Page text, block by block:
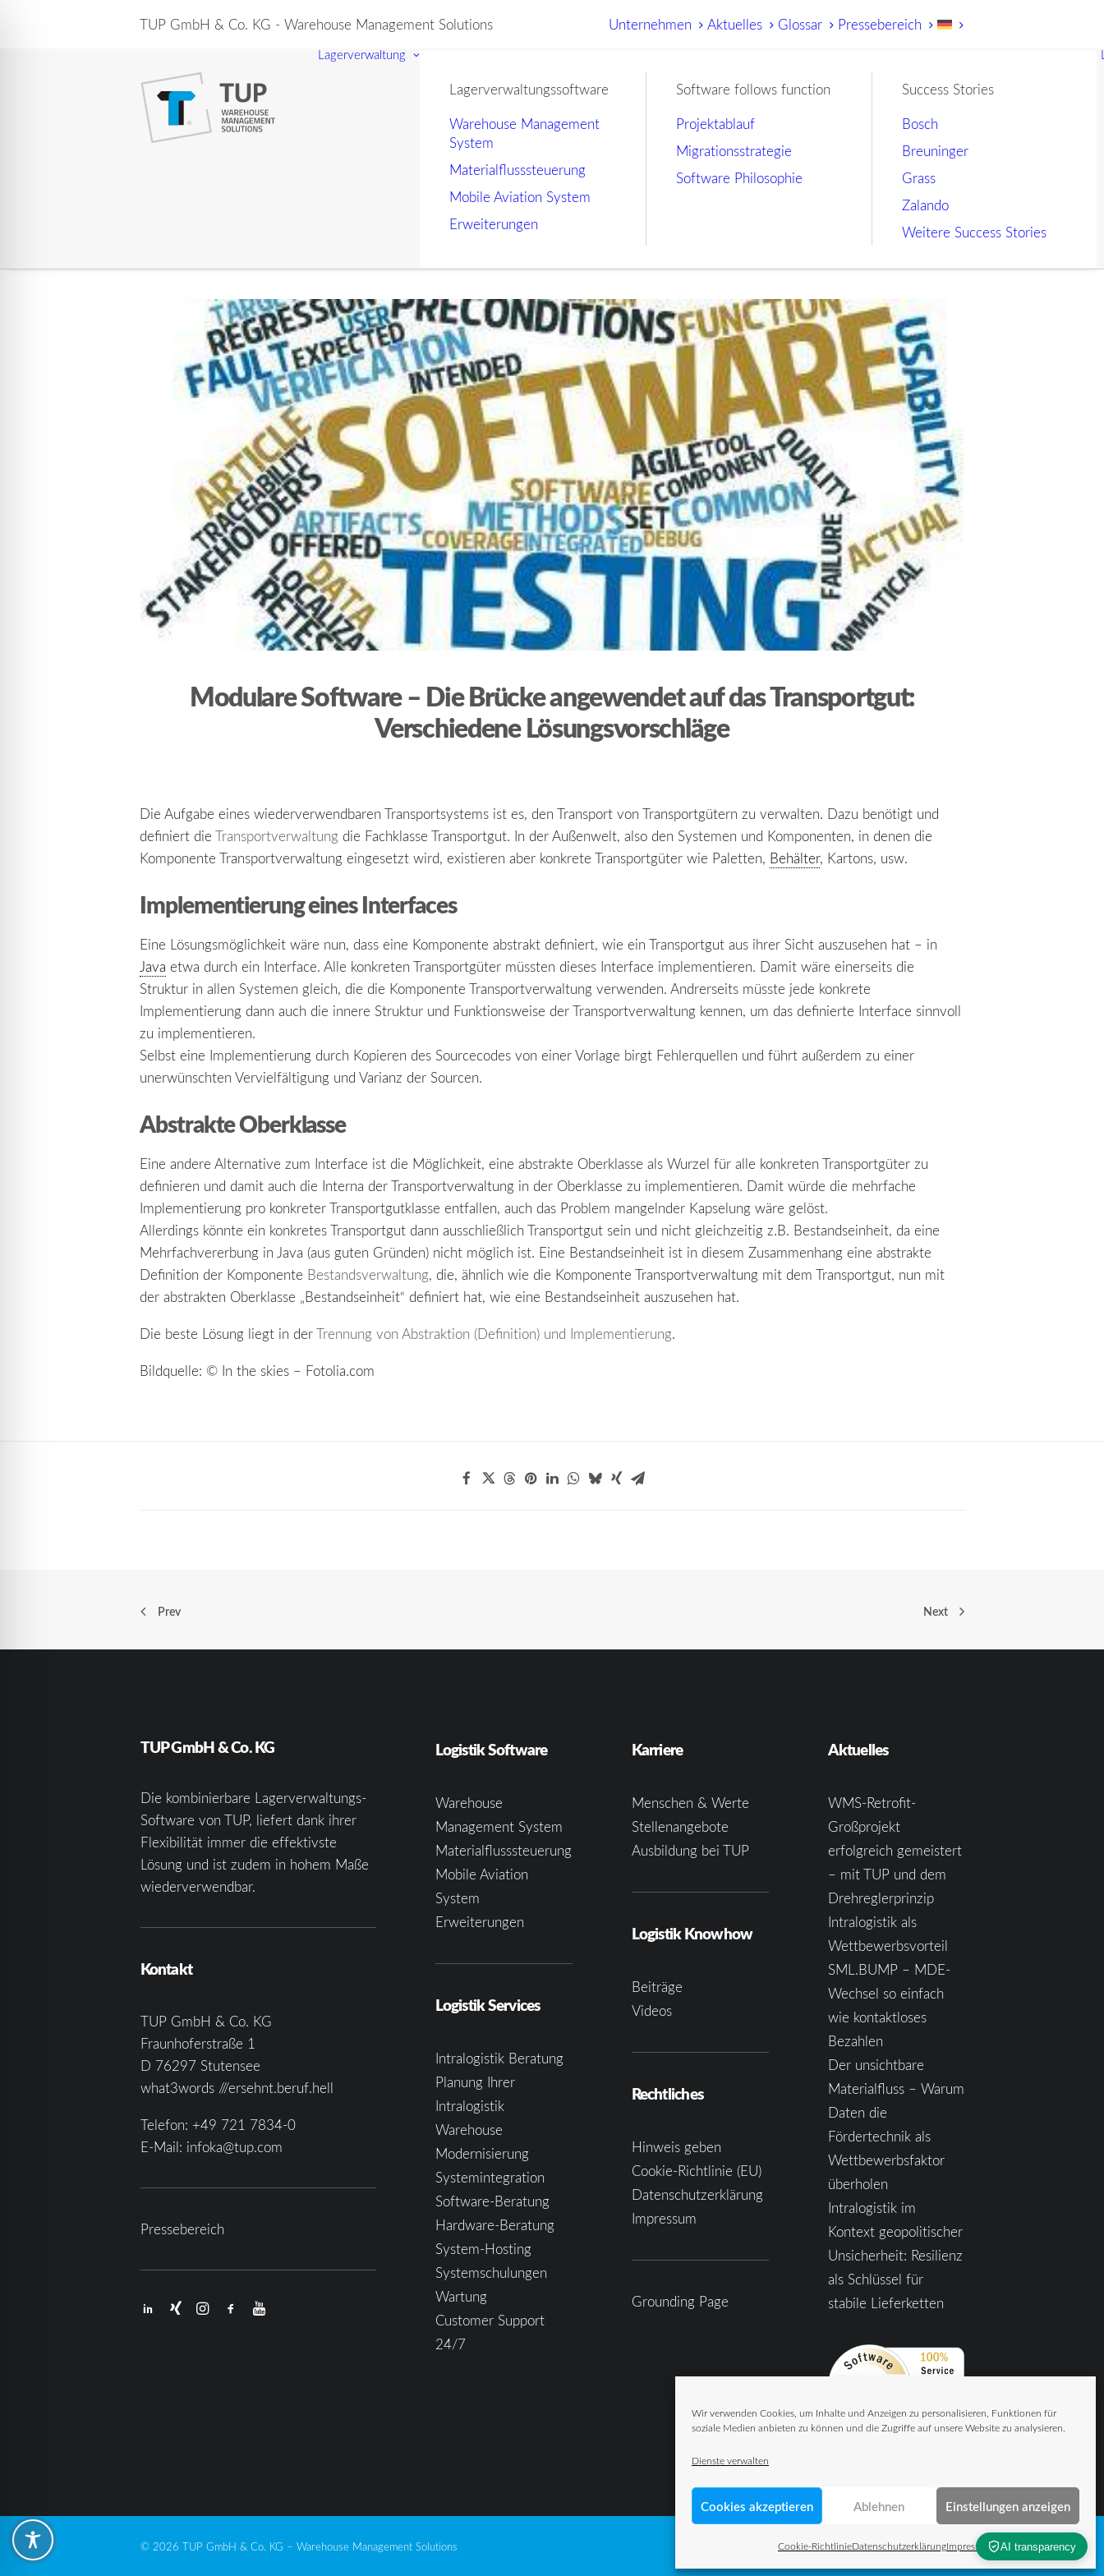
Wir verwenden Cookies, um Inhalte und Anzeigen zu personalisieren, Funktionen für
soziale Medien anbieten zu können und die Zugriffe auf unsere Website zu analysieren.
Dienste verwalten
Cookies akzeptieren Ablehnen Einstellungen anzeigen
Cookie-RichtlinieDatenschutzerklärungImpressum
TUP GmbH & Co. KG - Warehouse Management Solutions Unternehmen Aktuelles Glossar Pressebereich
Lagerverwaltung
Lagerverwaltungssoftware
Warehouse Management
System
Materialflusssteuerung
Mobile Aviation System
Erweiterungen
Software follows function
Projektablauf
Migrationsstrategie
Software Philosophie
Success Stories
Bosch
Breuninger
Grass
Zalando
Weitere Success Stories
Modulare Software – Die Brücke angewendet auf das Transportgut:
Verschiedene Lösungsvorschläge
Die Aufgabe eines wiederverwendbaren Transportsystems ist es, den Transport von Transportgütern zu verwalten. Dazu benötigt und
definiert dieTransportverwaltung die Fachklasse Transportgut. In der Außenwelt, also den Systemen und Komponenten, in denen die
Komponente Transportverwaltung eingesetzt wird, existieren aber konkrete Transportgüter wie Paletten, Behälter, Kartons, usw.
Implementierung eines Interfaces
Eine Lösungsmöglichkeit wäre nun, dass eine Komponente abstrakt definiert, wie ein Transportgut aus ihrer Sicht auszusehen hat – in
Java etwa durch ein Interface. Alle konkreten Transportgüter müssten dieses Interface implementieren. Damit wäre einerseits die
Struktur in allen Systemen gleich, die die Komponente Transportverwaltung verwenden. Andrerseits müsste jede konkrete
Implementierung dann auch die innere Struktur und Funktionsweise der Transportverwaltung kennen, um das definierte Interface sinnvoll
zu implementieren.
Selbst eine Implementierung durch Kopieren des Sourcecodes von einer Vorlage birgt Fehlerquellen und führt außerdem zu einer
unerwünschten Vervielfältigung und Varianz der Sourcen.
Abstrakte Oberklasse
Eine andere Alternative zum Interface ist die Möglichkeit, eine abstrakte Oberklasse als Wurzel für alle konkreten Transportgüter zu
definieren und damit auch die Interna der Transportverwaltung in der Oberklasse zu implementieren. Damit würde die mehrfache
Implementierung pro konkreter Transportgutklasse entfallen, auch das Problem mangelnder Kapselung wäre gelöst.
Allerdings könnte ein konkretes Transportgut dann ausschließlich Transportgut sein und nicht gleichzeitig z.B. Bestandseinheit, da eine
Mehrfachvererbung in Java (aus guten Gründen) nicht möglich ist. Eine Bestandseinheit ist in diesem Zusammenhang eine abstrakte
Definition der Komponente Bestandsverwaltung, die, ähnlich wie die Komponente Transportverwaltung mit dem Transportgut, nun mit
der abstrakten Oberklasse „Bestandseinheit“ definiert hat, wie eine Bestandseinheit auszusehen hat.
Die beste Lösung liegt in derTrennung von Abstraktion (Definition) und Implementierung.
Bildquelle: © In the skies – Fotolia.com
Prev Next
TUP GmbH & Co. KG
Die kombinierbare Lagerverwaltungs-
Software von TUP, liefert dank ihrer
Flexibilität immer die effektivste
Lösung und ist zudem in hohem Maße
wiederverwendbar.
Kontakt
TUP GmbH & Co. KG
Fraunhoferstraße 1
D 76297 Stutensee
what3words ///ersehnt.beruf.hell
Telefon: +49 721 7834-0
E-Mail: infoka@tup.com
Pressebereich
Logistik Software
Warehouse
Management System
Materialflusssteuerung
Mobile Aviation
System
Erweiterungen
Logistik Services
Intralogistik Beratung
Planung Ihrer
Intralogistik
Warehouse
Modernisierung
Systemintegration
Software-Beratung
Hardware-Beratung
System-Hosting
Systemschulungen
Wartung
Customer Support
24/7
Karriere
Menschen & Werte
Stellenangebote
Ausbildung bei TUP
Logistik Knowhow
Beiträge
Videos
Rechtliches
Hinweis geben
Cookie-Richtlinie (EU)
Datenschutzerklärung
Impressum
Grounding Page
Aktuelles
WMS-Retrofit-
Großprojekt
erfolgreich gemeistert
– mit TUP und dem
Drehreglerprinzip
Intralogistik als
Wettbewerbsvorteil
SML.BUMP – MDE-
Wechsel so einfach
wie kontaktloses
Bezahlen
Der unsichtbare
Materialfluss – Warum
Daten die
Fördertechnik als
Wettbewerbsfaktor
überholen
Intralogistik im
Kontext geopolitischer
Unsicherheit: Resilienz
als Schlüssel für
stabile Lieferketten
© 2026 TUP GmbH & Co. KG – Warehouse Management Solutions